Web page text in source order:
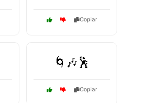
Copiar
🌀🎶🕺
Copiar